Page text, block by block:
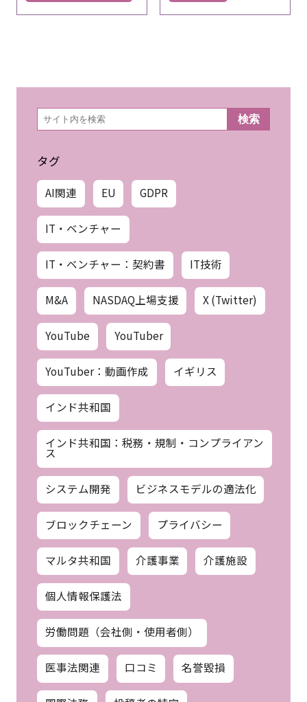
検
索 検索
タグ
AI関連 EU GDPR
IT・ベンチャー
IT・ベンチャー：契約書 IT技術
M&A NASDAQ上場支援 X (Twitter)
YouTube YouTuber
YouTuber：動画作成 イギリス
インド共和国
インド共和国：税務・規制・コンプライアン
ス
システム開発 ビジネスモデルの適法化
ブロックチェーン プライバシー
マルタ共和国 介護事業 介護施設
個人情報保護法
労働問題（会社側・使用者側）
医事法関連 口コミ 名誉毀損